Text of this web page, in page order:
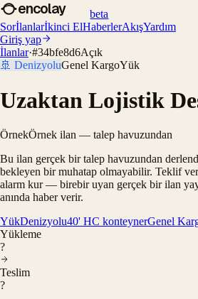
encolay
beta
Sorİlanlarİkinci ElHaberlerAkışYardım
Giriş yap
İlanlar·#34bfe8d6Açık
🚢 DenizyoluGenel KargoYük
Uzaktan Lojistik
ÖrnekÖrnek ilan — talep havuzundan
Bu ilan gerçek bir talep havuzundan
bekleyen bir muhatap olmayabilir. Teklif
alarm kur — birebir uyan gerçek bir ilan
anında haber verir.
YükDenizyolu40' HC konteynerGenel
Yükleme
?
Teslim
?